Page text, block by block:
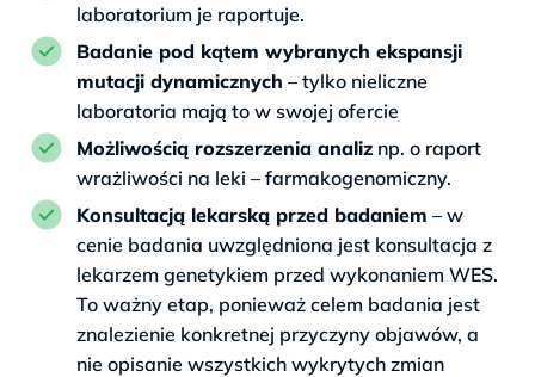
laboratorium je raportuje.
Badanie pod kątem wybranych ekspansji
mutacji dynamicznych – tylko nieliczne
laboratoria mają to w swojej ofercie
Możliwością rozszerzenia analiz np. o raport
wrażliwości na leki – farmakogenomiczny.
Konsultacją lekarską przed badaniem – w
cenie badania uwzględniona jest konsultacja z
lekarzem genetykiem przed wykonaniem WES.
To ważny etap, ponieważ celem badania jest
znalezienie konkretnej przyczyny objawów, a
nie opisanie wszystkich wykrytych zmian